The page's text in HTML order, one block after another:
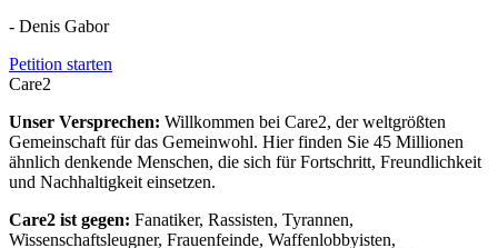
- Denis Gabor
Petition starten
Care2
Unser Versprechen: Willkommen bei Care2, der weltgrößten
Gemeinschaft für das Gemeinwohl. Hier finden Sie 45 Millionen
ähnlich denkende Menschen, die sich für Fortschritt, Freundlichkeit
und Nachhaltigkeit einsetzen.
Care2 ist gegen: Fanatiker, Rassisten, Tyrannen,
Wissenschaftsleugner, Frauenfeinde, Waffenlobbyisten,